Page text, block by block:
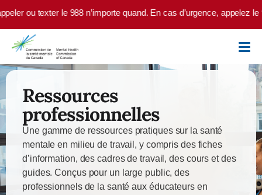
Skip to main content
quand. En cas d’urgence, appelez le 9-1-1 ou rendez-vous à
Ressources
professionnelles
Une gamme de ressources pratiques sur la santé
mentale en milieu de travail, y compris des fiches
d’information, des cadres de travail, des cours et des
guides. Conçus pour un large public, des
professionnels de la santé aux éducateurs en